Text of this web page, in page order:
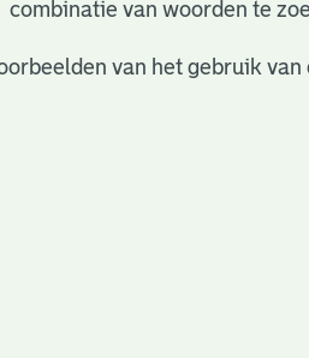
combinatie van woorden te
van het gebruik